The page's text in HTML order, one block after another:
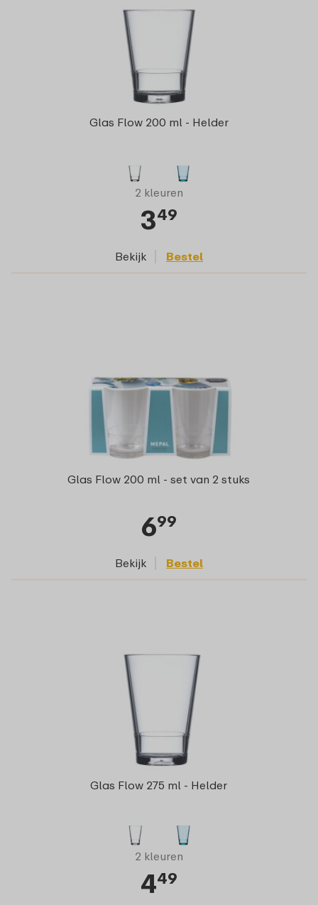
Glas Flow 200 ml - Helder
2 kleuren
349
Bekijk Bestel
Glas Flow 200 ml - set van 2 stuks
699
Bekijk Bestel
Glas Flow 275 ml - Helder
2 kleuren
449